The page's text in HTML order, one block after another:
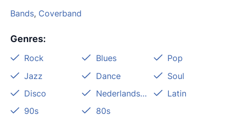
Bands, Coverband
Genres:
Rock Blues
Pop
Jazz
Dance
Soul
Disco
Nederlandstalig
Latin
90s
80s